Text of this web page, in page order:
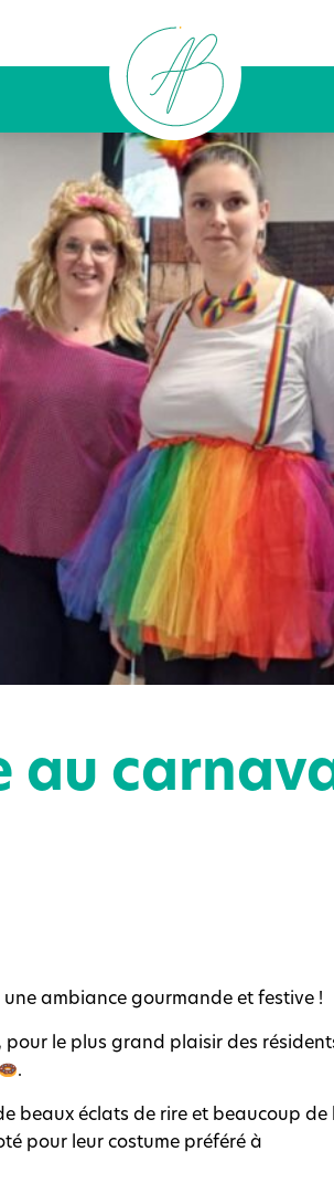
au
ambiance gourmande et festive !
pour le plus grand plaisir des
.
beaux éclats de rire et beaucoup de
pour leur costume préféré à